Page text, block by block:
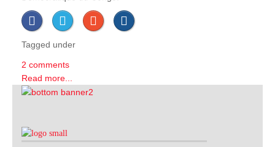
Tagged under
2 comments
Read more...